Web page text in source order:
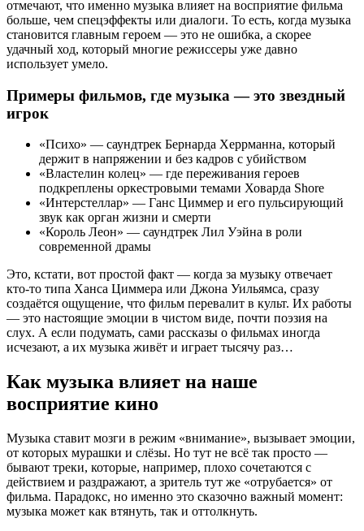
отмечают, что именно музыка влияет на восприятие фильма
больше, чем спецэффекты или диалоги. То есть, когда музыка
становится главным героем — это не ошибка, а скорее
удачный ход, который многие режиссеры уже давно
использует умело.
Примеры фильмов, где музыка — это звездный
игрок
«Психо» — саундтрек Бернарда Херрманна, который
держит в напряжении и без кадров с убийством
«Властелин колец» — где переживания героев
подкреплены оркестровыми темами Ховарда Shore
«Интерстеллар» — Ганс Циммер и его пульсирующий
звук как орган жизни и смерти
«Король Леон» — саундтрек Лил Уэйна в роли
современной драмы
Это, кстати, вот простой факт — когда за музыку отвечает
кто-то типа Ханса Циммера или Джона Уильямса, сразу
создаётся ощущение, что фильм перевалит в культ. Их работы
— это настоящие эмоции в чистом виде, почти поэзия на
слух. А если подумать, сами рассказы о фильмах иногда
исчезают, а их музыка живёт и играет тысячу раз…
Как музыка влияет на наше
восприятие кино
Музыка ставит мозги в режим «внимание», вызывает эмоции,
от которых мурашки и слёзы. Но тут не всё так просто —
бывают треки, которые, например, плохо сочетаются с
действием и раздражают, а зритель тут же «отрубается» от
фильма. Парадокс, но именно это сказочно важный момент:
музыка может как втянуть, так и оттолкнуть.